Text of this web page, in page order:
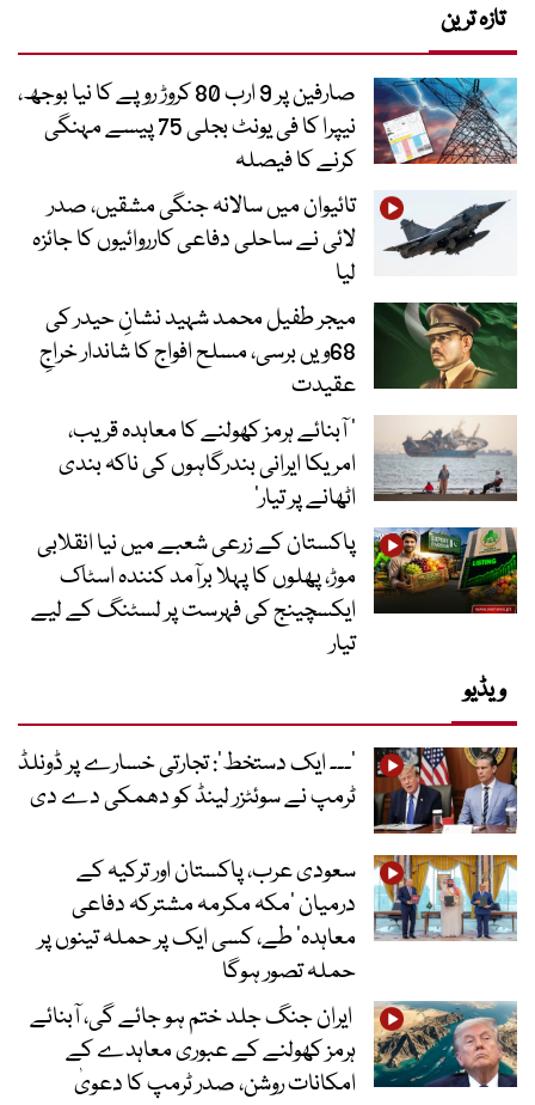
تازہ ترین
صارفین پر 9 ارب 80 کروڑ روپے کا نیا بوجھ،
نیپرا کا فی یونٹ بجلی 75 پیسے مہنگی
کرنے کا فیصلہ
تائیوان میں سالانہ جنگی مشقیں، صدر
لائی نے ساحلی دفاعی کارروائیوں کا جائزہ
لیا
میجر طفیل محمد شہید نشانِ حیدر کی
68ویں برسی، مسلح افواج کا شاندار خراجِ
عقیدت
’ آبنائے ہرمز کھولنے کا معاہدہ قریب،
امریکا ایرانی بندرگاہوں کی ناکہ بندی
اٹھانے پر تیار‘
پاکستان کے زرعی شعبے میں نیا انقلابی
موڑ، پھلوں کا پہلا برآمد کنندہ اسٹاک
ایکسچینج کی فہرست پر لسٹنگ کے لیے
تیار
ویڈیو
’۔۔۔ ایک دستخط‘: تجارتی خسارے پر ڈونلڈ
ٹرمپ نے سوئٹزر لینڈ کو دھمکی دے دی
سعودی عرب، پاکستان اور ترکیہ کے
درمیان ’مکہ مکرمہ مشترکہ دفاعی
معاہدہ‘ طے، کسی ایک پر حملہ تینوں پر
حملہ تصور ہوگا
ایران جنگ جلد ختم ہو جائے گی، آبنائے
ہرمز کھولنے کے عبوری معاہدے کے
امکانات روشن، صدر ٹرمپ کا دعویٰ